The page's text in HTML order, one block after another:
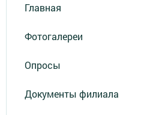
Главная
Фотогалереи
Опросы
Документы филиала